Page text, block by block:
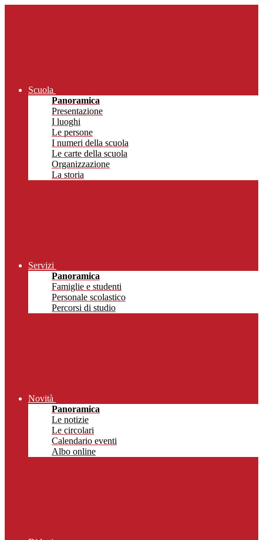
Scuola
Panoramica
Presentazione
I luoghi
Le persone
I numeri della scuola
Le carte della scuola
Organizzazione
La storia
Servizi
Panoramica
Famiglie e studenti
Personale scolastico
Percorsi di studio
Novità
Panoramica
Le notizie
Le circolari
Calendario eventi
Albo online